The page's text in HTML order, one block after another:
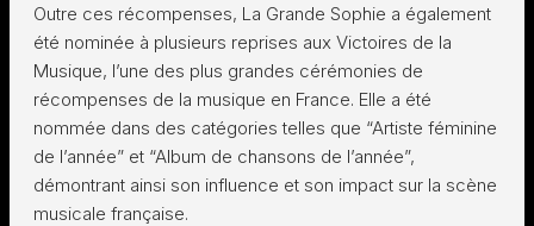
Outre ces récompenses, La Grande Sophie a également
été nominée à plusieurs reprises aux Victoires de la
Musique, l’une des plus grandes cérémonies de
récompenses de la musique en France. Elle a été
nommée dans des catégories telles que “Artiste féminine
de l’année” et “Album de chansons de l’année”,
démontrant ainsi son influence et son impact sur la scène
musicale française.